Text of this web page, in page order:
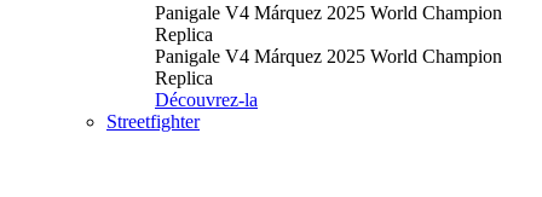
Panigale V4 Márquez 2025 World Champion
Replica
Panigale V4 Márquez 2025 World Champion
Replica
Découvrez-la
Streetfighter